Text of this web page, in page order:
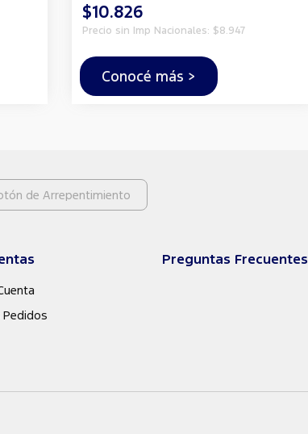
$10.826
Precio sin Imp Nacionales: $8.947
Conocé más >
de Arrepentimiento
Pedidos
Preguntas Frecuentes